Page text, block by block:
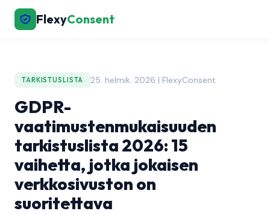
FlexyConsent
TARKISTUSLISTA 25. helmik. 2026 | FlexyConsent
GDPR-
vaatimustenmukaisuuden
tarkistuslista 2026: 15
vaihetta, jotka jokaisen
verkkosivuston on
suoritettava